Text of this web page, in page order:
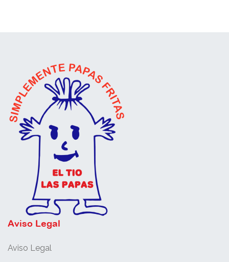
Aviso Legal
Aviso Legal